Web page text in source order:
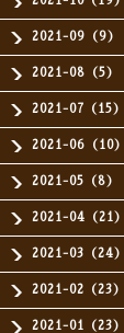
2021-09（9）
2021-08（5）
2021-07（15）
2021-06（10）
2021-05（8）
2021-04（21）
2021-03（24）
2021-02（23）
2021-01（23）